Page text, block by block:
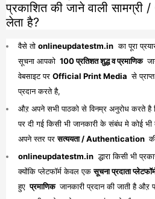
प्रकाशित की जाने वाली सामग्री
लेता है?
वैसे तो onlineupdatestm.in का पूरा
सूचना आपको 100 प्रतिशत शुद्ध व प्रमाणिक
वेबसाइट पर Official Print Media से
प्रदान करते है,
औऱ अपने सभी पाठको से विनम्र अनुरोध करते
पर दी गई किसी भी जानकारी के संबंध मे कोई
अपने स्तर परसत्ययता / Authentication
onlineupdatestm.in द्धारा किसी भी
क्योंकि प्लेटफॉर्म केवल एकसूचना प्रदाता
हुए प्रमाणिक जानकारी प्रदान की जाती है औऱ